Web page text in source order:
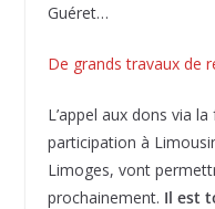
Guéret…
De grands travaux de
L’appel aux dons via
participation à
Limoges, vont
prochainement. Il est